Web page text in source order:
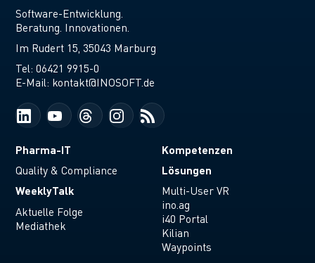
Software-Entwicklung.
Beratung. Innovationen.
Im Rudert 15, 35043 Marburg
Tel:06421 9915-0
E-Mail: kontakt@INOSOFT.de
Pharma-IT
Quality & Compliance
WeeklyTalk
Aktuelle Folge
Mediathek
Kompetenzen
Lösungen
Multi-User VR
ino.ag
i40 Portal
Kilian
Waypoints